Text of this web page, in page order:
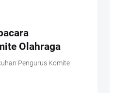
Olahraga
Pengurus Komite